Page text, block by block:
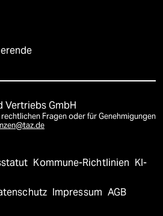
Vertriebs GmbH
Fragen oder für Genehmigungen
Kommune-Richtlinien KI-
Impressum AGB